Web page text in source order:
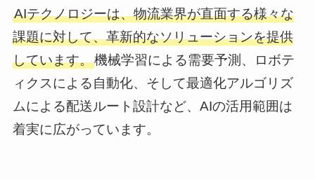
AIテクノロジーは、物流業界が直面する様々な
課題に対して、革新的なソリューションを提供
しています。機械学習による需要予測、ロボテ
ィクスによる自動化、そして最適化アルゴリズ
ムによる配送ルート設計など、AIの活用範囲は
着実に広がっています。